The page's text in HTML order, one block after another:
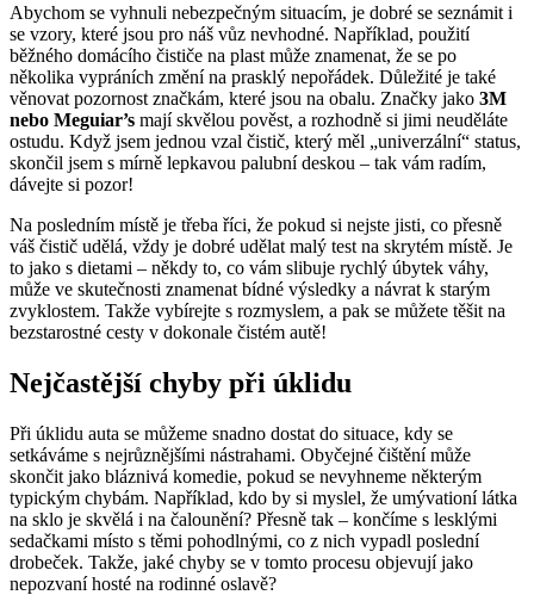
Abychom se vyhnuli nebezpečným situacím, je dobré se seznámit i
se vzory, které jsou pro náš vůz nevhodné. Například, použití
běžného domácího čističe na plast může znamenat, že se po
několika vypráních změní na prasklý nepořádek. Důležité je také
věnovat pozornost značkám, které jsou na obalu. Značky jako 3M
nebo Meguiar’s mají skvělou pověst, a rozhodně si jimi neuděláte
ostudu. Když jsem jednou vzal čistič, který měl „univerzální“ status,
skončil jsem s mírně lepkavou palubní deskou – tak vám radím,
dávejte si pozor!
Na posledním místě je třeba říci, že pokud si nejste jisti, co přesně
váš čistič udělá, vždy je dobré udělat malý test na skrytém místě. Je
to jako s dietami – někdy to, co vám slibuje rychlý úbytek váhy,
může ve skutečnosti znamenat bídné výsledky a návrat k starým
zvyklostem. Takže vybírejte s rozmyslem, a pak se můžete těšit na
bezstarostné cesty v dokonale čistém autě!
Nejčastější chyby při úklidu
Při úklidu auta se můžeme snadno dostat do situace, kdy se
setkáváme s nejrůznějšími nástrahami. Obyčejné čištění může
skončit jako bláznivá komedie, pokud se nevyhneme některým
typickým chybám. Například, kdo by si myslel, že umývationí látka
na sklo je skvělá i na čalounění? Přesně tak – končíme s lesklými
sedačkami místo s těmi pohodlnými, co z nich vypadl poslední
drobeček. Takže, jaké chyby se v tomto procesu objevují jako
nepozvaní hosté na rodinné oslavě?